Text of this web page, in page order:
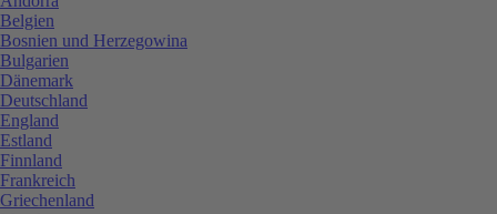
Belgien
Bosnien und Herzegowina
Bulgarien
Dänemark
Deutschland
England
Estland
Finnland
Frankreich
Griechenland